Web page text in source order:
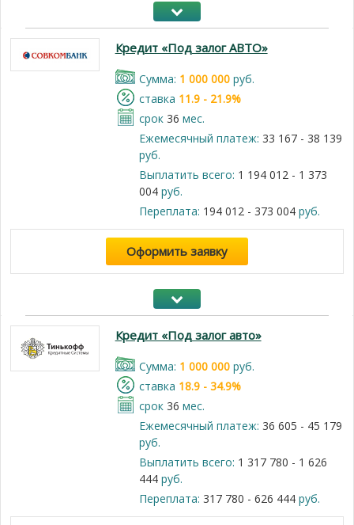
Кредит «Под залог АВТО»
Cумма: 1 000 000руб.
cтавка 11.9 - 21.9%
срок 36 мес.
Ежемесячный платеж: 33 167 - 38 139
руб.
Выплатить всего: 1 194 012 - 1 373
004руб.
Переплата: 194 012 - 373 004руб.
Оформить заявку
Кредит «Под залог авто»
Cумма: 1 000 000руб.
cтавка 18.9 - 34.9%
срок 36 мес.
Ежемесячный платеж: 36 605 - 45 179
руб.
Выплатить всего: 1 317 780 - 1 626
444руб.
Переплата: 317 780 - 626 444руб.